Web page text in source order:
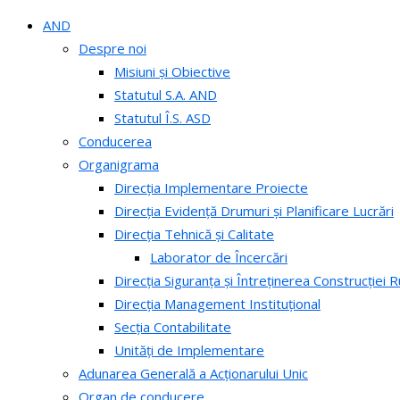
AND
Despre noi
Misiuni și Obiective
Statutul S.A. AND
Statutul Î.S. ASD
Conducerea
Organigrama
Direcția Implementare Proiecte
Direcția Evidență Drumuri și Planificare Lucrări
Direcția Tehnică și Calitate
Laborator de Încercări
Direcția Siguranța și Întreținerea Construcției
Direcția Management Instituțional
Secția Contabilitate
Unități de Implementare
Adunarea Generală a Acționarului Unic
Organ de conducere